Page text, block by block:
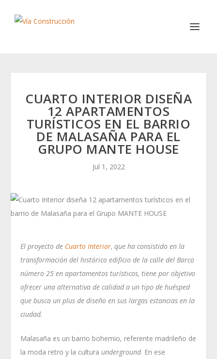
CUARTO INTERIOR DISEÑA
12 APARTAMENTOS
TURÍSTICOS EN EL BARRIO
DE MALASAÑA PARA EL
GRUPO MANTE HOUSE
Jul 1, 2022
El proyecto de Cuarto Interior, que ha consistido en la
transformación del histórico edificio de la calle del Barco
número 25 en apartamentos turísticos, tiene por objetivo
ofrecer una alternativa de calidad a un tipo de huésped
que busca un plus de diseño en sus largas estancias en la
ciudad.
Malasaña es un barrio bohemio, referente madrileño de
la moda retro y la cultura underground. En ese